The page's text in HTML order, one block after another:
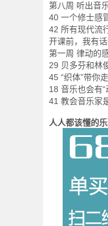
第八周 听出音
40 一个修士感
42 所有现代流
开课前，我有
第一周 律动的
29 贝多芬和林
45 “织体”带你
18 音乐也会有“
41 教会音乐家
人人都该懂的